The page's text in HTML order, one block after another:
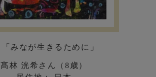
「みなが生きるために」
髙林 洸希さん（8歳）